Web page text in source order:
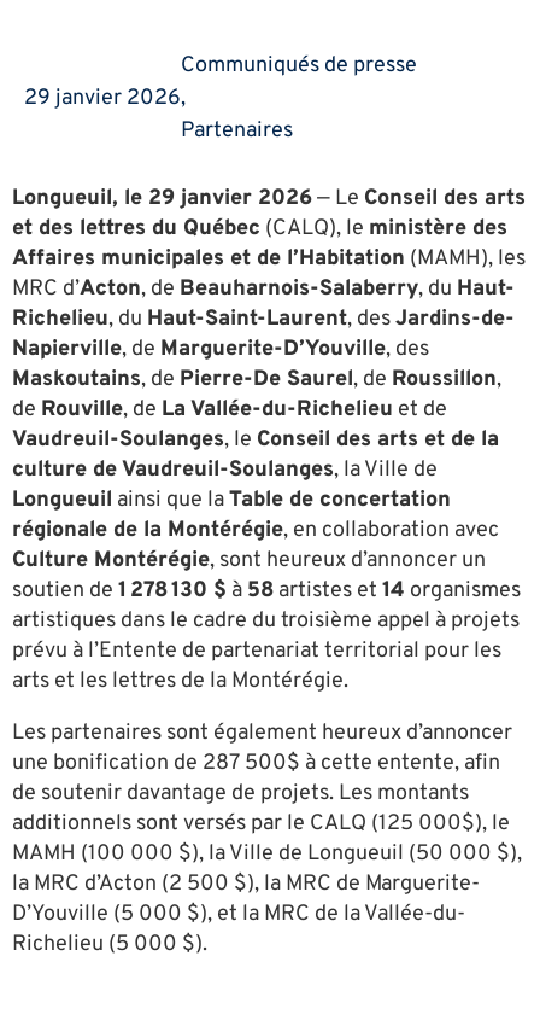
29 janvier 2026
Communiqués de presse
,
Partenaires
Longueuil, le 29 janvier 2026— Le Conseil des arts
et des lettres du Québec (CALQ), le ministère des
Affaires municipales et de l’Habitation (MAMH), les
MRC d’Acton, de Beauharnois-Salaberry, du Haut-
Richelieu, du Haut-Saint-Laurent, desJardins-de-
Napierville, de Marguerite-D’Youville, des
Maskoutains, de Pierre-De Saurel, de Roussillon,
de Rouville, de La Vallée-du-Richelieu et de
Vaudreuil-Soulanges, le Conseil des arts et de la
culture de Vaudreuil-Soulanges, la Ville de
Longueuil ainsi que laTable de concertation
régionale de la Montérégie, en collaboration avec
Culture Montérégie, sont heureux d’annoncer un
soutien de 1 278 130 $ à 58 artistes et 14 organismes
artistiques dans le cadre du troisième appel à projets
prévu à l’Entente de partenariat territorial pour les
arts et les lettres de la Montérégie.
Les partenaires sont également heureux d’annoncer
une bonification de 287 500$ à cette entente, afin
de soutenir davantage de projets. Les montants
additionnels sont versés par le CALQ (125 000$), le
MAMH (100 000 $), la Ville de Longueuil (50 000 $),
la MRC d’Acton (2 500 $), la MRC de Marguerite-
D’Youville (5 000 $), et la MRC de la Vallée-du-
Richelieu (5 000 $).